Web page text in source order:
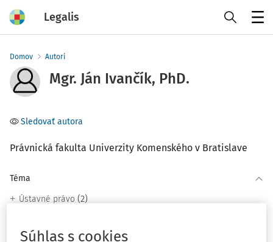
Legalis
Domov Autori
Mgr. Ján Ivančík, PhD.
Sledovať autora
Právnická fakulta Univerzity Komenského v Bratislave
Téma
Ústavné právo (2)
Filter
Súhlas s cookies